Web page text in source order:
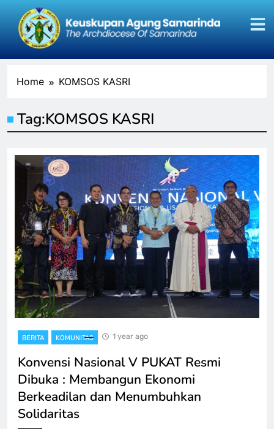
Home KOMSOS KASRI
Tag:KOMSOS KASRI
BERITA KOMUNITAS 1 year ago
Konvensi Nasional V PUKAT Resmi
Dibuka : Membangun Ekonomi
Berkeadilan dan Menumbuhkan
Solidaritas